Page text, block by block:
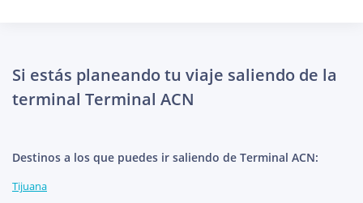
Si estás planeando tu viaje saliendo de la
terminal Terminal ACN
Destinos a los que puedes ir saliendo de Terminal ACN:
Tijuana